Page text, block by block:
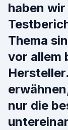
haben
Thema
vor allem
nur die